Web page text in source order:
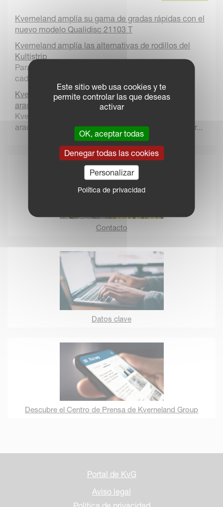
Kverneland amplía su gama de gradas rápidas con el
nuevo modelo Qualidisc 21103 T
Kverneland amplía las alternativas de rodillos del
Kultistrip
Para evitar estos posibles efectos nocivos de las
cada vez más frecuenes lluvias torrenciales, Kv...
Kverneland establece el primer récord mundial de
arado autónomo junto a “AgXeed”.
Kverneland establece el primer récord mundial de
arado autónomo, en colaboración con el proveedor...
Contacto
Datos clave
Descubre el Centro de Prensa de Kverneland Group
Portal de KvG
Aviso legal
Este sitio web usa cookies y te
permite controlar las que deseas
activar
OK, aceptar todas
Denegar todas las cookies
Personalizar
Política de privacidad